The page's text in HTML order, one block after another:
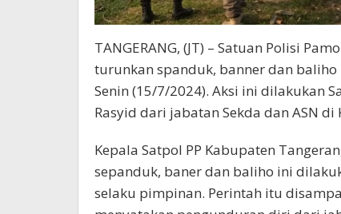
TANGERANG, (JT) – Satuan Polisi
turunkan spanduk, banner dan baliho
Senin (15/7/2024). Aksi ini dilakukan
Rasyid dari jabatan Sekda dan ASN
Kepala Satpol PP Kabupaten
sepanduk, baner dan baliho ini
selaku pimpinan. Perintah itu